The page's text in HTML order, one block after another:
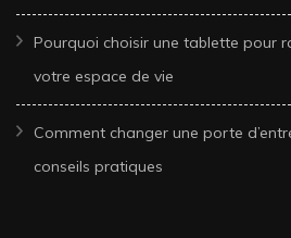
Pourquoi choisir une tablette pour
votre espace de vie
Comment changer une porte
conseils pratiques